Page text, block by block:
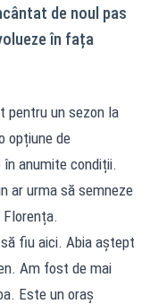
de noul pas
în fața
pentru un sezon la
opțiune de
anumite condiții.
ar urma să semneze
fiu aici. Abia aștept
Am fost de mai
Este un oraș